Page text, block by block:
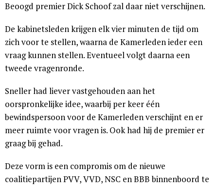
Beoogd premier Dick Schoof zal daar niet verschijnen.
De kabinetsleden krijgen elk vier minuten de tijd om
zich voor te stellen, waarna de Kamerleden ieder een
vraag kunnen stellen. Eventueel volgt daarna een
tweede vragenronde.
Sneller had liever vastgehouden aan het
oorspronkelijke idee, waarbij per keer één
bewindspersoon voor de Kamerleden verschijnt en er
meer ruimte voor vragen is. Ook had hij de premier er
graag bij gehad.
Deze vorm is een compromis om de nieuwe
coalitiepartijen PVV, VVD, NSC en BBB binnenboord te